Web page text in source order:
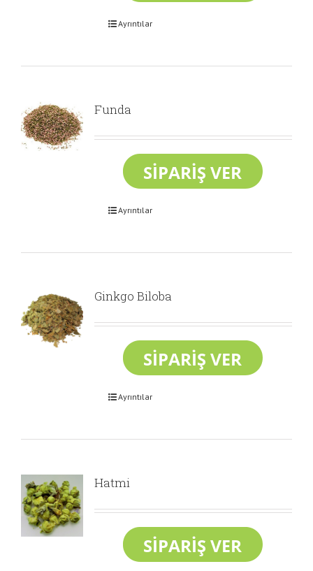
Ayrıntılar
Funda
Ayrıntılar
Ginkgo Biloba
Ayrıntılar
Hatmi